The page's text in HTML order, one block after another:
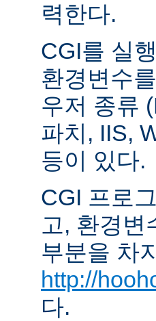
력한다.
CGI를 실
환경변수
우저 종류
파치, IIS,
등이 있다.
CGI 프로
고, 환경변
부분을 차
http://
다.